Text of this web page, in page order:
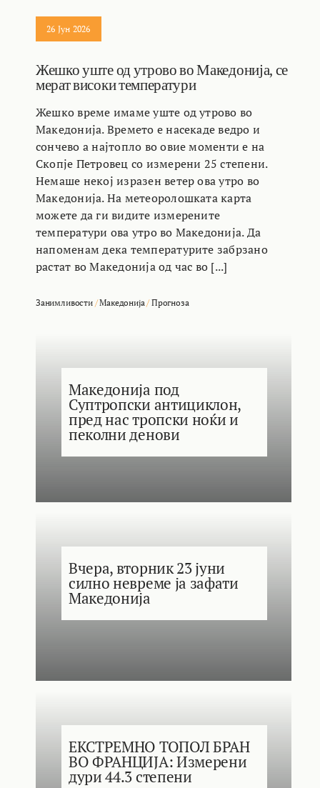
26 Јун 2026
Жешко уште од утрово во Македонија, се
мерат високи температури
Жешко време имаме уште од утрово во
Македонија. Времето е насекаде ведро и
сончево а најтопло во овие моменти е на
Скопје Петровец со измерени 25 степени.
Немаше некој изразен ветер ова утро во
Македонија. На метеоролошката карта
можете да ги видите измерените
температури ова утро во Македонија. Да
напоменам дека температурите забрзано
растат во Македонија од час во [...]
Занимливости/Македонија/Прогноза
Македонија под
Суптропски антициклон,
пред нас тропски ноќи и
пеколни денови
Вчера, вторник 23 јуни
силно невреме ја зафати
Македонија
ЕКСТРЕМНО ТОПОЛ БРАН
ВО ФРАНЦИЈА: Измерени
дури 44.3 степени